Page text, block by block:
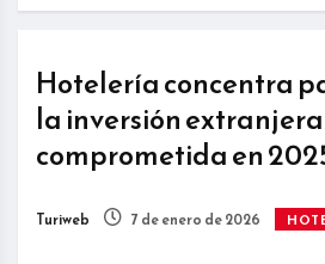
Hotelería concentra
la inversión extranjera
comprometida en
Turiweb 7 de enero de 2026